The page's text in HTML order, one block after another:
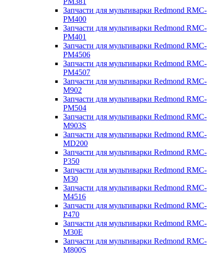
Запчасти для мультиварки Redmond RMC-
PM400
Запчасти для мультиварки Redmond RMC-
PM401
Запчасти для мультиварки Redmond RMC-
PM4506
Запчасти для мультиварки Redmond RMC-
PM4507
Запчасти для мультиварки Redmond RMC-
M902
Запчасти для мультиварки Redmond RMC-
PM504
Запчасти для мультиварки Redmond RMC-
M903S
Запчасти для мультиварки Redmond RMC-
MD200
Запчасти для мультиварки Redmond RMC-
P350
Запчасти для мультиварки Redmond RMC-
M30
Запчасти для мультиварки Redmond RMC-
M4516
Запчасти для мультиварки Redmond RMC-
P470
Запчасти для мультиварки Redmond RMC-
M30E
Запчасти для мультиварки Redmond RMC-
M800S